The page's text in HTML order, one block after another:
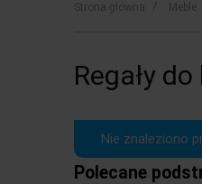
Strona główna Meble
Regały
Nie znaleziono
Polecane